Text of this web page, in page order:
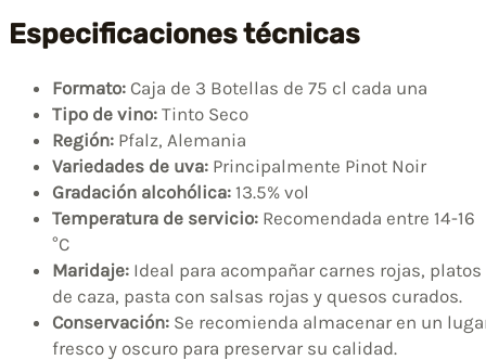
Especificaciones técnicas
Formato: Caja de 3 Botellas de 75 cl cada una
Tipo de vino: Tinto Seco
Región: Pfalz, Alemania
Variedades de uva: Principalmente Pinot Noir
Gradación alcohólica: 13.5% vol
Temperatura de servicio: Recomendada entre 14-16
°C
Maridaje: Ideal para acompañar carnes rojas, platos
de caza, pasta con salsas rojas y quesos curados.
Conservación: Se recomienda almacenar en un
fresco y oscuro para preservar su calidad.